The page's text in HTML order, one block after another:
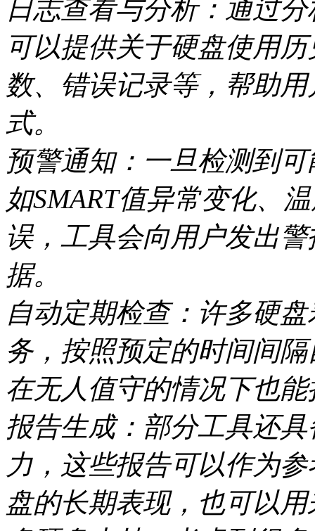
日志查看与分析：通过
可以提供关于硬盘使用
数、错误记录等，帮助
式。
预警通知：一旦检测到
如SMART值异常变化、
误，工具会向用户发出
据。
自动定期检查：许多硬
务，按照预定的时间间
在无人值守的情况下也
报告生成：部分工具还
力，这些报告可以作为
盘的长期表现，也可以